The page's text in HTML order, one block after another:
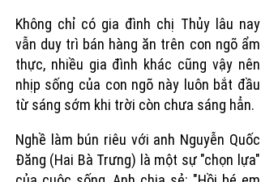
Không chỉ có gia đình chị Thủy lâu nay
vẫn duy trì bán hàng ăn trên con ngõ ẩm
thực, nhiều gia đình khác cũng vậy nên
nhịp sống của con ngõ này luôn bắt đầu
từ sáng sớm khi trời còn chưa sáng hẳn.
Nghề làm bún riêu với anh Nguyễn Quốc
Đăng (Hai Bà Trưng) là một sự "chọn lựa"